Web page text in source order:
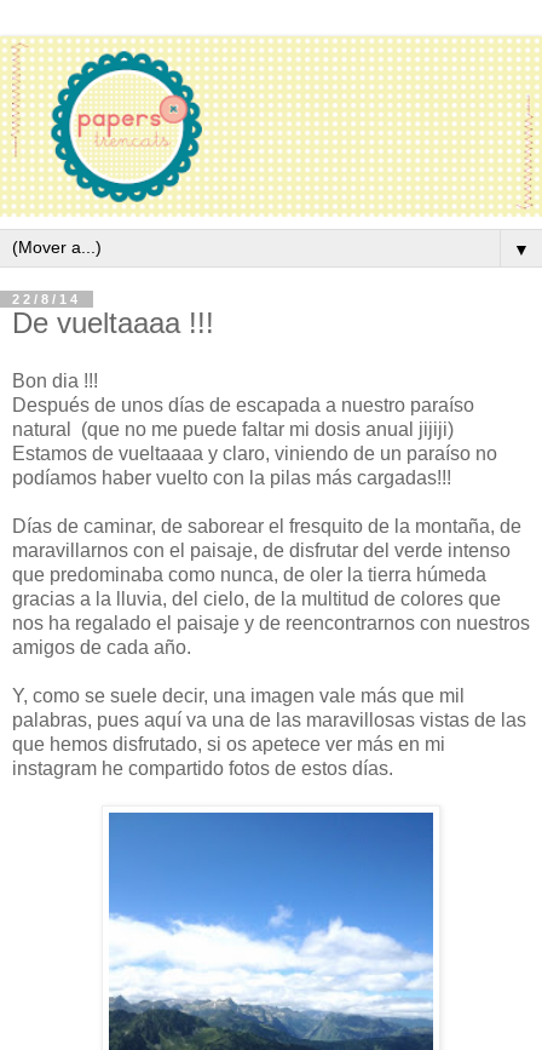
▼
22/8/14
De vueltaaaa !!!
Bon dia !!!
Después de unos días de escapada a nuestro paraíso
natural (que no me puede faltar mi dosis anual jijiji)
Estamos de vueltaaaa y claro, viniendo de un paraíso no
podíamos haber vuelto con la pilas más cargadas!!!
Días de caminar, de saborear el fresquito de la montaña, de
maravillarnos con el paisaje, de disfrutar del verde intenso
que predominaba como nunca, de oler la tierra húmeda
gracias a la lluvia, del cielo, de la multitud de colores que
nos ha regalado el paisaje y de reencontrarnos con nuestros
amigos de cada año.
Y, como se suele decir, una imagen vale más que mil
palabras, pues aquí va una de las maravillosas vistas de las
que hemos disfrutado, si os apetece ver más en mi
instagram he compartido fotos de estos días.